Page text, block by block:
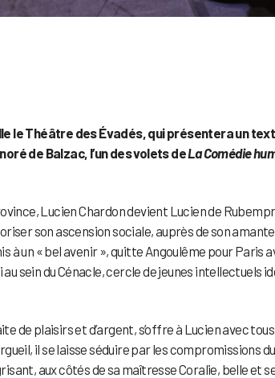
le Théâtre des Évadés, qui présentera un
de Balzac, l’un des volets deLa Comédie
Lucien Chardon devient Lucien de
son ascension sociale, auprès de son
à un « bel avenir », quitte Angoulême pour Paris
sein du Cénacle, cercle de jeunes intellectuels
de plaisirs et d’argent, s’offre à Lucien avec
il se laisse séduire par les compromissions
aux côtés de sa maîtresse Coralie, belle et